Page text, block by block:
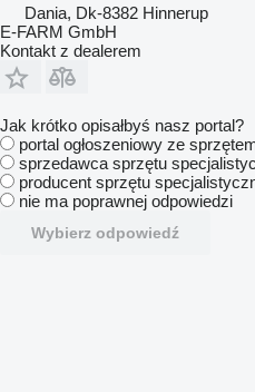
Dania, Dk-8382 Hinnerup
E-FARM GmbH
Kontakt z dealerem
Jak krótko opisałbyś nasz portal?
portal ogłoszeniowy ze
sprzedawca sprzętu
producent sprzętu
nie ma poprawnej odpowiedzi
Wybierz odpowiedź